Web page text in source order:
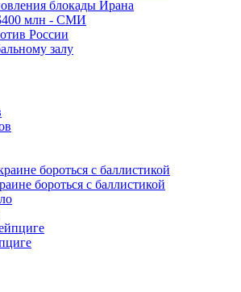
блокады Ирана
млн - СМИ
России
залу
бороться с баллистикой